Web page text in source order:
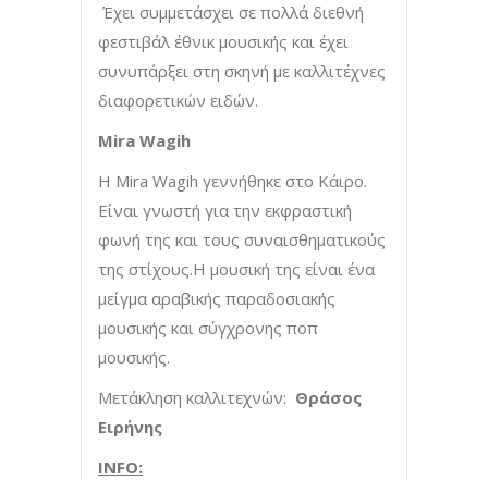
Έχει συμμετάσχει σε πολλά διεθνή
φεστιβάλ έθνικ μουσικής και έχει
συνυπάρξει στη σκηνή με καλλιτέχνες
διαφορετικών ειδών.
Mira Wagih
Η Mira Wagih γεννήθηκε στο Κάιρο.
Είναι γνωστή για την εκφραστική
φωνή της και τους συναισθηματικούς
της στίχους.Η μουσική της είναι ένα
μείγμα αραβικής παραδοσιακής
μουσικής και σύγχρονης ποπ
μουσικής.
Μετάκληση καλλιτεχνών: Θράσος
Ειρήνης
INFO: